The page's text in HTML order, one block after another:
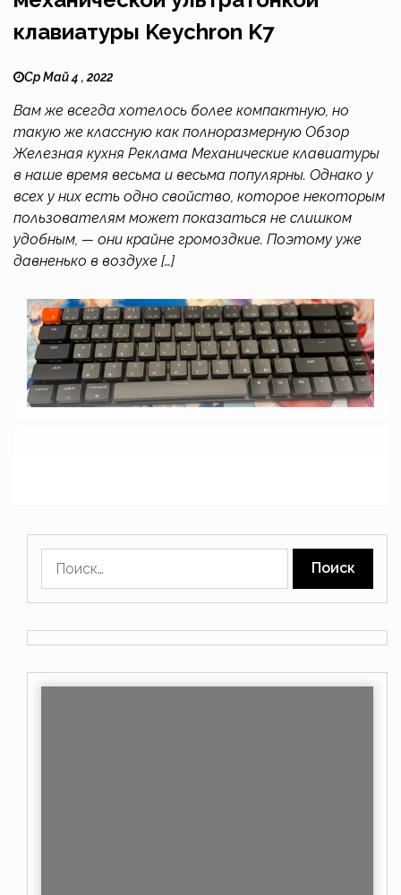
клавиатуры Keychron K7
Ср Май 4 , 2022
Вам же всегда хотелось более компактную, но
такую же классную как полноразмерную Обзор
Железная кухня Реклама Механические клавиатуры
в наше время весьма и весьма популярны. Однако у
всех у них есть одно свойство, которое некоторым
пользователям может показаться не слишком
удобным, — они крайне громоздкие. Поэтому уже
давненько в воздухе […]